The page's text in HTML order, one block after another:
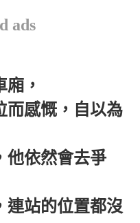
ads
廂，
而感慨，自以為
他依然會去爭
連站的位置都沒